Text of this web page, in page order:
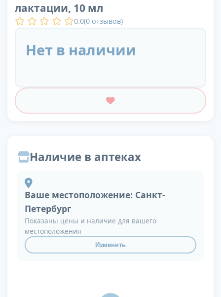
лактации, 10 мл
0.0(0 отзывов)
Нет в наличии
Наличие в аптеках
Ваше местоположение: Санкт-
Петербург
Показаны цены и наличие для вашего
местоположения
Изменить